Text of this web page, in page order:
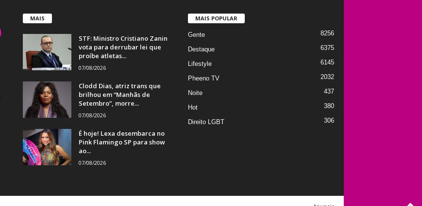
MAIS
STF: Ministro Cristiano Zanin
vota para derrubar lei que
proíbe atletas...
07/08/2026
Clodd Dias, atriz trans que
brilhou em “Manhãs de
Setembro”, morre...
07/08/2026
É hoje! Lexa desembarca no
Pink Flamingo SP para show
ao...
07/08/2026
MAIS POPULAR
Gente 8256
Destaque 6375
Lifestyle 6145
Pheeno TV 2032
Noite 437
Hot 380
Direito LGBT 306